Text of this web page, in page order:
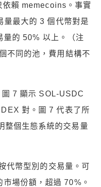
賴 memecoins。事實
量最大的 3 個代幣對是
的 50% 以上。（注
不同的池，費用結構不
7 顯示 SOL-USDC
對。圖 7 代表了所
整個生態系統的交易量
代幣型別的交易量。可
場份額，超過 70%。